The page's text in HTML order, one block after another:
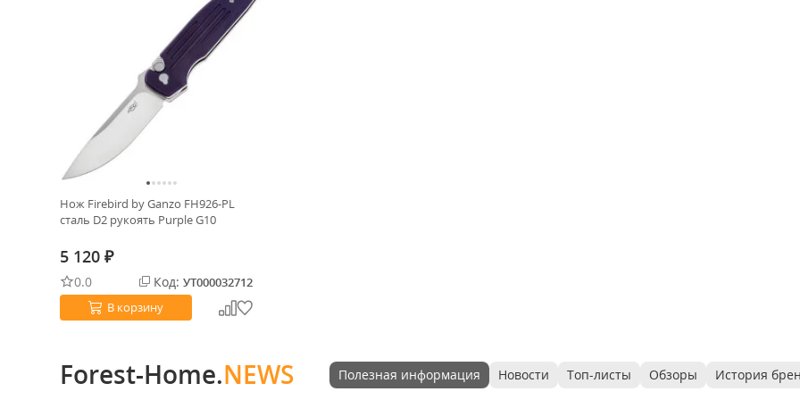
Нож Firebird by Ganzo FH926-PL
cталь D2 рукоять Purple G10
5 120 ₽
0.0 Код: УТ000032712
В корзину
Forest-Home.NEWS Полезная информация Новости Топ-листы Обзоры История